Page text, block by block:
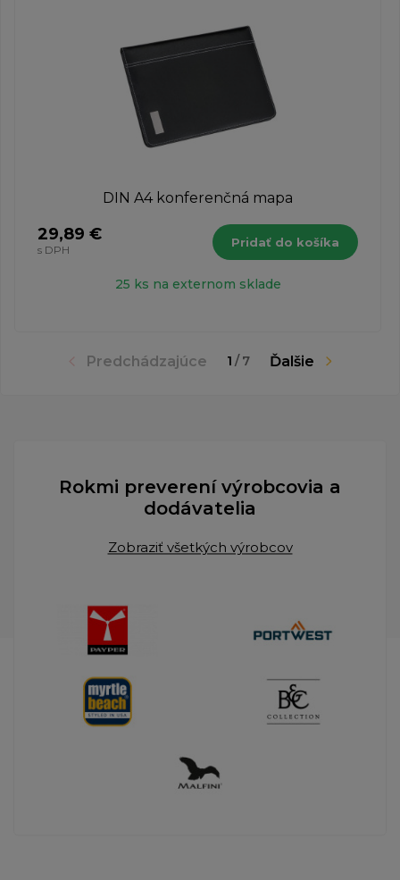
Predchádzajúce 1 / 7 Ďalšie
DIN A4 konferenčná mapa
29,89 €
s DPH
Pridať do košíka
25 ks na externom sklade
Rokmi preverení výrobcovia a
dodávatelia
Zobraziť všetkých výrobcov